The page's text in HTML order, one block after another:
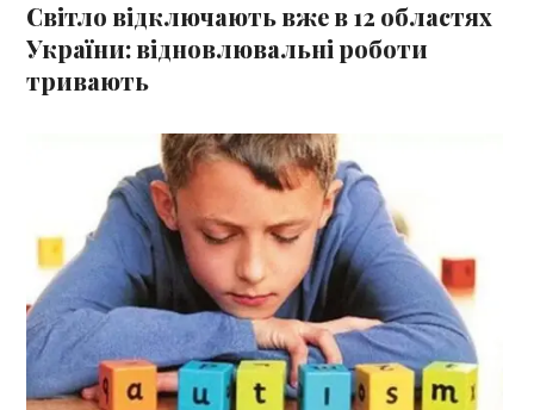
Світло відключають вже в 12 областях
України: відновлювальні роботи
тривають